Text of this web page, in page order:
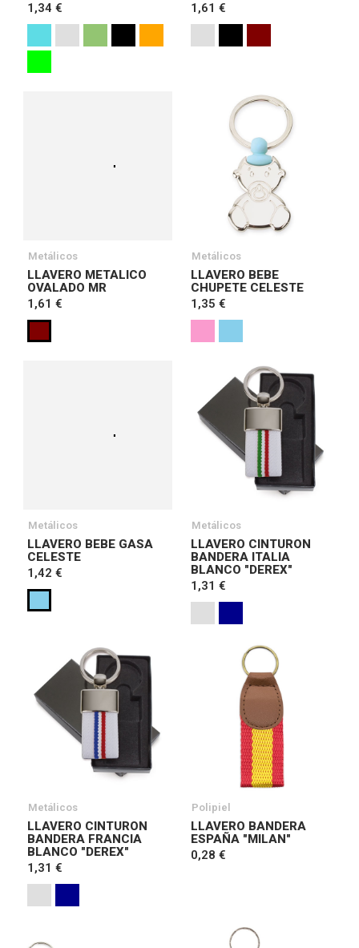
1,34 €
1,61 €
Metálicos
LLAVERO METALICO
OVALADO MR
1,61 €
Metálicos
LLAVERO BEBE
CHUPETE CELESTE
1,35 €
Metálicos
LLAVERO BEBE GASA
CELESTE
1,42 €
Metálicos
LLAVERO CINTURON
BANDERA ITALIA
BLANCO "DEREX"
1,31 €
Metálicos
LLAVERO CINTURON
BANDERA FRANCIA
BLANCO "DEREX"
1,31 €
Polipiel
LLAVERO BANDERA
ESPAÑA "MILAN"
0,28 €